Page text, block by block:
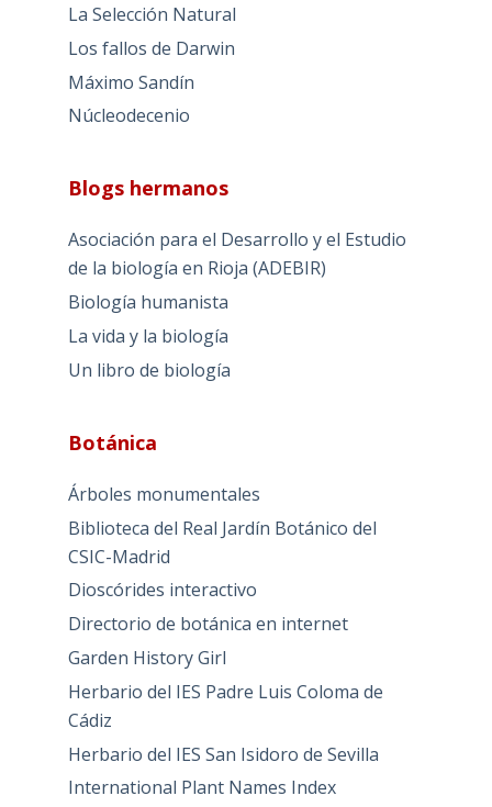
La Selección Natural
Los fallos de Darwin
Máximo Sandín
Núcleodecenio
Blogs hermanos
Asociación para el Desarrollo y el Estudio
de la biología en Rioja (ADEBIR)
Biología humanista
La vida y la biología
Un libro de biología
Botánica
Árboles monumentales
Biblioteca del Real Jardín Botánico del
CSIC-Madrid
Dioscórides interactivo
Directorio de botánica en internet
Garden History Girl
Herbario del IES Padre Luis Coloma de
Cádiz
Herbario del IES San Isidoro de Sevilla
International Plant Names Index